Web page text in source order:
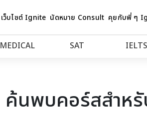
เว็บไซต์ Ignite นัดหมาย Consult คุยกับพี่ ๆ
MEDICAL SAT IELTS
ค้นพบคอร์สสำห